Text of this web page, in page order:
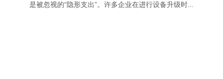
是被忽视的“隐形支出”。许多企业在进行设备升级时...